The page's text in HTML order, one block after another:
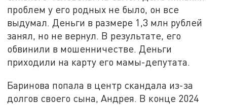
проблем у его родных не было, он все
выдумал. Деньги в размере 1,3 млн рублей
занял, но не вернул. В результате, его
обвинили в мошенничестве. Деньги
приходили на карту его мамы-депутата.
Баринова попала в центр скандала из-за
долгов своего сына, Андрея. В конце 2024